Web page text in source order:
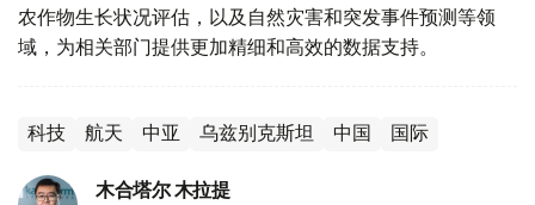
农作物生长状况评估，以及自然灾害和突发事件预测等领
域，为相关部门提供更加精细和高效的数据支持。
科技 航天 中亚 乌兹别克斯坦 中国 国际
木合塔尔 木拉提